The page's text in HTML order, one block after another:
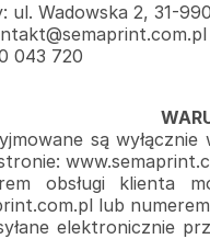
ul. Wadowska 2, 31-
043 720
są
www.
obsługi klienta
lub
elektronicznie